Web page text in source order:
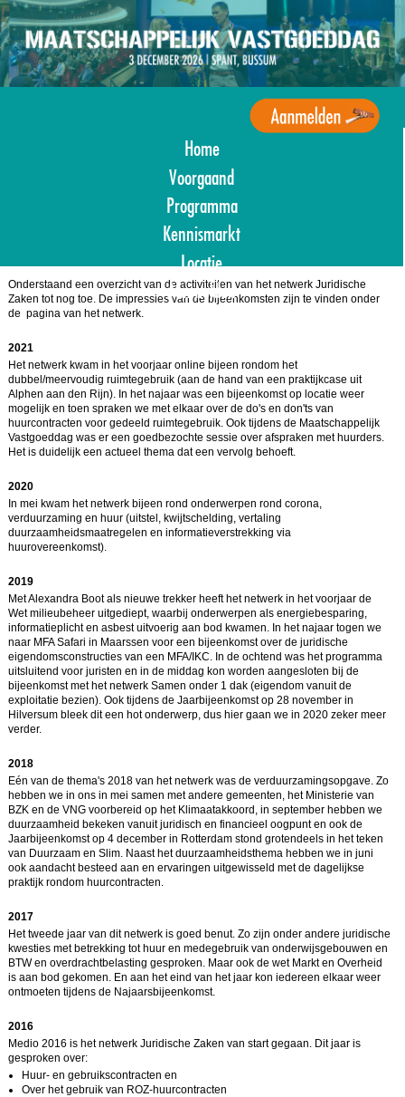
Overslaan
en
naar
de
inhoud
gaan
Home
Voorgaand
Programma
Kennismarkt
Locatie
Aanmelden
Onderstaand een overzicht van de activiteiten van het netwerk Juridische
Zaken tot nog toe. De impressies van de bijeenkomsten zijn te vinden onder
de pagina van het netwerk.
2021
Het netwerk kwam in het voorjaar online bijeen rondom het
dubbel/meervoudig ruimtegebruik (aan de hand van een praktijkcase uit
Alphen aan den Rijn). In het najaar was een bijeenkomst op locatie weer
mogelijk en toen spraken we met elkaar over de do's en don'ts van
huurcontracten voor gedeeld ruimtegebruik. Ook tijdens de Maatschappelijk
Vastgoeddag was er een goedbezochte sessie over afspraken met huurders.
Het is duidelijk een actueel thema dat een vervolg behoeft.
2020
In mei kwam het netwerk bijeen rond onderwerpen rond corona,
verduurzaming en huur (uitstel, kwijtschelding, vertaling
duurzaamheidsmaatregelen en informatieverstrekking via
huurovereenkomst).
2019
Met Alexandra Boot als nieuwe trekker heeft het netwerk in het voorjaar de
Wet milieubeheer uitgediept, waarbij onderwerpen als energiebesparing,
informatieplicht en asbest uitvoerig aan bod kwamen. In het najaar togen we
naar MFA Safari in Maarssen voor een bijeenkomst over de juridische
eigendomsconstructies van een MFA/IKC. In de ochtend was het programma
uitsluitend voor juristen en in de middag kon worden aangesloten bij de
bijeenkomst met het netwerk Samen onder 1 dak (eigendom vanuit de
exploitatie bezien). Ook tijdens de Jaarbijeenkomst op 28 november in
Hilversum bleek dit een hot onderwerp, dus hier gaan we in 2020 zeker meer
verder.
2018
Eén van de thema's 2018 van het netwerk was de verduurzamingsopgave. Zo
hebben we in ons in mei samen met andere gemeenten, het Ministerie van
BZK en de VNG voorbereid op het Klimaatakkoord, in september hebben we
duurzaamheid bekeken vanuit juridisch en financieel oogpunt en ook de
Jaarbijeenkomst op 4 december in Rotterdam stond grotendeels in het teken
van Duurzaam en Slim. Naast het duurzaamheidsthema hebben we in juni
ook aandacht besteed aan en ervaringen uitgewisseld met de dagelijkse
praktijk rondom huurcontracten.
2017
Het tweede jaar van dit netwerk is goed benut. Zo zijn onder andere juridische
kwesties met betrekking tot huur en medegebruik van onderwijsgebouwen en
BTW en overdrachtbelasting gesproken. Maar ook de wet Markt en Overheid
is aan bod gekomen. En aan het eind van het jaar kon iedereen elkaar weer
ontmoeten tijdens de Najaarsbijeenkomst.
2016
Medio 2016 is het netwerk Juridische Zaken van start gegaan. Dit jaar is
gesproken over:
Huur- en gebruikscontracten en
Over het gebruik van ROZ-huurcontracten